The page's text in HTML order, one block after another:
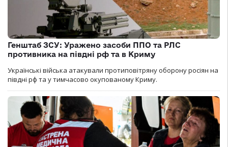
Генштаб ЗСУ: Уражено засоби ППО та РЛС
противника на півдні рф та в Криму
Українські війська атакували протиповітряну оборону росіян на
півдні рф та у тимчасово окупованому Криму.